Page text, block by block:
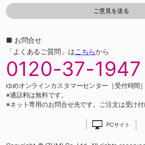
■ お問合せ
「よくあるご質問」はこちらから
0120-37-1947
ゆめオンラインカスタマーセンター［受付時間
※通話料は無料です。
※ネット専用のお問合せ先です。ご注文は受け付
PCサイト